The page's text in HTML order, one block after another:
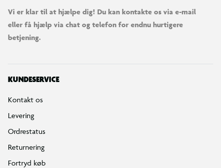
Vi er klar til at hjælpe dig! Du kan kontakte os via e-mail
eller få hjælp via chat og telefon for endnu hurtigere
betjening.
KUNDESERVICE
Kontakt os
Levering
Ordrestatus
Returnering
Fortryd køb